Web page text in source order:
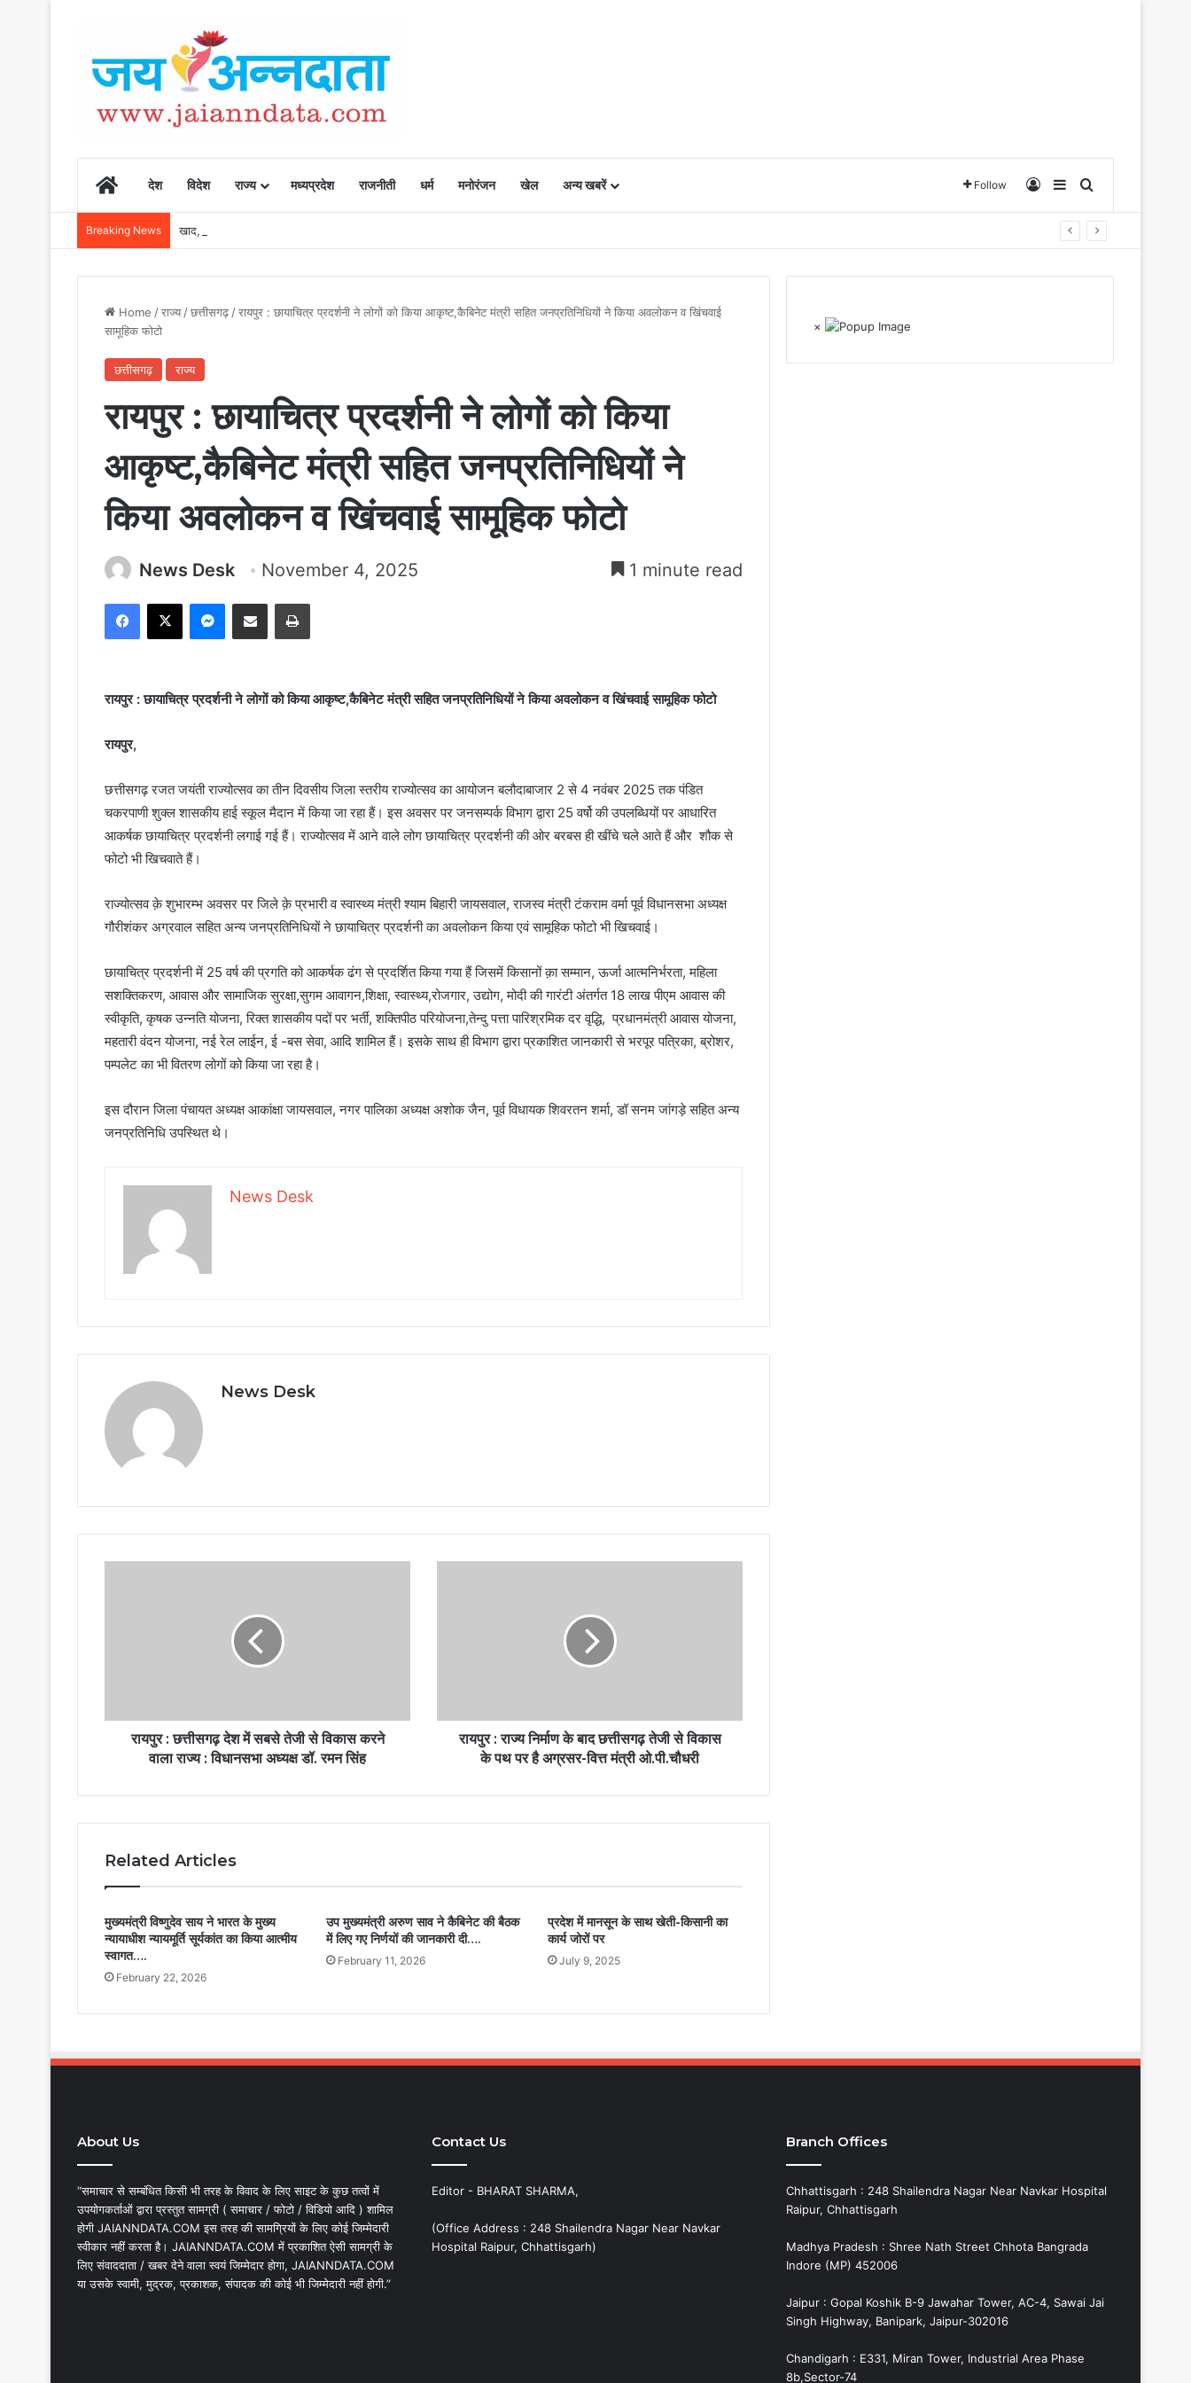
Homeदेश विदेश राज्य मध्यप्रदेश राजनीती धर्म मनोरंजन खेल अन्य खबरें Follow Log InSidebarSearch for
Breaking News खाद, बीज और उर्वरकों की समय पर उपलब्धता से किसानों में उत्साह, नैनो डीएपी और नैनो यूरिया बने किसानों के भरोसेमंद कृषि साथी…..
Home /राज्य/छत्तीसगढ़/रायपुर : छायाचित्र प्रदर्शनी ने लोगों को किया आकृष्ट,कैबिनेट मंत्री सहित जनप्रतिनिधियों ने किया अवलोकन व खिंचवाई
सामूहिक फोटो
छत्तीसगढ़ राज्य
रायपुर : छायाचित्र प्रदर्शनी ने लोगों को किया
आकृष्ट,कैबिनेट मंत्री सहित जनप्रतिनिधियों ने
किया अवलोकन व खिंचवाई सामूहिक फोटो
News Desk November 4, 2025 1 minute read
Facebook
X Messenger
Share via Email Print
रायपुर : छायाचित्र प्रदर्शनी ने लोगों को किया आकृष्ट,कैबिनेट मंत्री सहित जनप्रतिनिधियों ने किया अवलोकन व खिंचवाई सामूहिक फोटो
रायपुर,
छत्तीसगढ़ रजत जयंती राज्योत्सव का तीन दिवसीय जिला स्तरीय राज्योत्सव का आयोजन बलौदाबाजार 2 से 4 नवंबर 2025 तक पंडित
चकरपाणी शुक्ल शासकीय हाई स्कूल मैदान में किया जा रहा हैं। इस अवसर पर जनसम्पर्क विभाग द्वारा 25 वर्षो की उपलब्धियों पर आधारित
आकर्षक छायाचित्र प्रदर्शनी लगाई गई हैं। राज्योत्सव में आने वाले लोग छायाचित्र प्रदर्शनी की ओर बरबस ही खींचे चले आते हैं और शौक से
फोटो भी खिचवाते हैं।
राज्योत्सव क़े शुभारम्भ अवसर पर जिले क़े प्रभारी व स्वास्थ्य मंत्री श्याम बिहारी जायसवाल, राजस्व मंत्री टंकराम वर्मा पूर्व विधानसभा अध्यक्ष
गौरीशंकर अग्रवाल सहित अन्य जनप्रतिनिधियों ने छायाचित्र प्रदर्शनी का अवलोकन किया एवं सामूहिक फोटो भी खिचवाई।
छायाचित्र प्रदर्शनी में 25 वर्ष की प्रगति को आकर्षक ढंग से प्रदर्शित किया गया हैं जिसमें किसानों क़ा सम्मान, ऊर्जा आत्मनिर्भरता, महिला
सशक्तिकरण, आवास और सामाजिक सुरक्षा,सुगम आवागन,शिक्षा, स्वास्थ्य,रोजगार, उद्योग, मोदी की गारंटी अंतर्गत 18 लाख पीएम आवास की
स्वीकृति, कृषक उन्नति योजना, रिक्त शासकीय पदों पर भर्ती, शक्तिपीठ परियोजना,तेन्दु पत्ता पारिश्रमिक दर वृद्धि, प्रधानमंत्री आवास योजना,
महतारी वंदन योजना, नई रेल लाईन, ई -बस सेवा, आदि शामिल हैं। इसके साथ ही विभाग द्वारा प्रकाशित जानकारी से भरपूर पत्रिका, ब्रोशर,
पम्पलेट का भी वितरण लोगों को किया जा रहा है।
इस दौरान जिला पंचायत अध्यक्ष आकांक्षा जायसवाल, नगर पालिका अध्यक्ष अशोक जैन, पूर्व विधायक शिवरतन शर्मा, डॉ सनम जांगड़े सहित अन्य
जनप्रतिनिधि उपस्थित थे।
News Desk
News Desk
रायपुर : छत्तीसगढ़ देश में सबसे तेजी से विकास करने
वाला राज्य : विधानसभा अध्यक्ष डॉ. रमन सिंह
रायपुर : राज्य निर्माण के बाद छत्तीसगढ़ तेजी से विकास
के पथ पर है अग्रसर-वित्त मंत्री ओ.पी.चौधरी
Related Articles
मुख्यमंत्री विष्णुदेव साय ने भारत के मुख्य
न्यायाधीश न्यायमूर्ति सूर्यकांत का किया आत्मीय
स्वागत….
February 22, 2026
उप मुख्यमंत्री अरुण साव ने कैबिनेट की बैठक
में लिए गए निर्णयों की जानकारी दी….
February 11, 2026
प्रदेश में मानसून के साथ खेती-किसानी का
कार्य जोरों पर
July 9, 2025
×
About Us
“समाचार से सम्बंधित किसी भी तरह के विवाद के लिए साइट के कुछ तत्वों में
उपयोगकर्ताओं द्वारा प्रस्तुत सामग्री ( समाचार / फोटो / विडियो आदि ) शामिल
होगी JAIANNDATA.COM इस तरह की सामग्रियों के लिए कोई जिम्मेदारी
स्वीकार नहीं करता है। JAIANNDATA.COM में प्रकाशित ऐसी सामग्री के
लिए संवाददाता / खबर देने वाला स्वयं जिम्मेदार होगा, JAIANNDATA.COM
या उसके स्वामी, मुद्रक, प्रकाशक, संपादक की कोई भी जिम्मेदारी नहीं होगी.”
Contact Us
Editor - BHARAT SHARMA,
(Office Address : 248 Shailendra Nagar Near Navkar
Hospital Raipur, Chhattisgarh)
Branch Offices
Chhattisgarh : 248 Shailendra Nagar Near Navkar Hospital
Raipur, Chhattisgarh
Madhya Pradesh : Shree Nath Street Chhota Bangrada
Indore (MP) 452006
Jaipur : Gopal Koshik B-9 Jawahar Tower, AC-4, Sawai Jai
Singh Highway, Banipark, Jaipur-302016
Chandigarh : E331, Miran Tower, Industrial Area Phase
8b,Sector-74